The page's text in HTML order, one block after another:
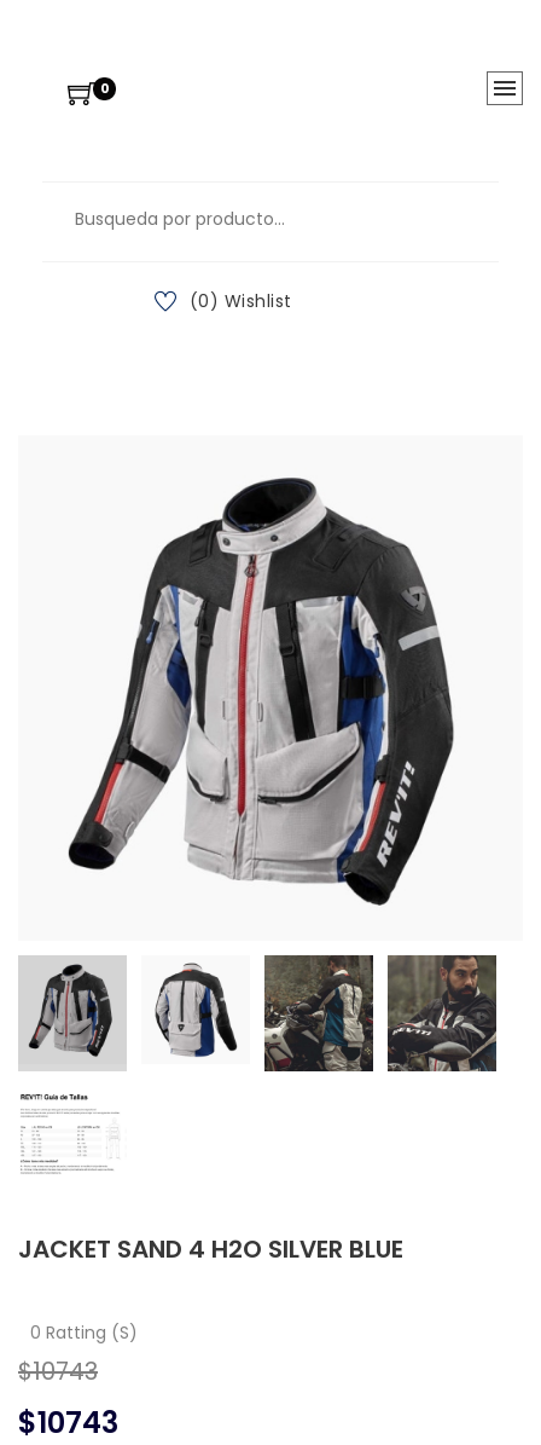
0
(0) Wishlist
JACKET SAND 4 H2O SILVER BLUE
0 Ratting (S)
$10743
$10743